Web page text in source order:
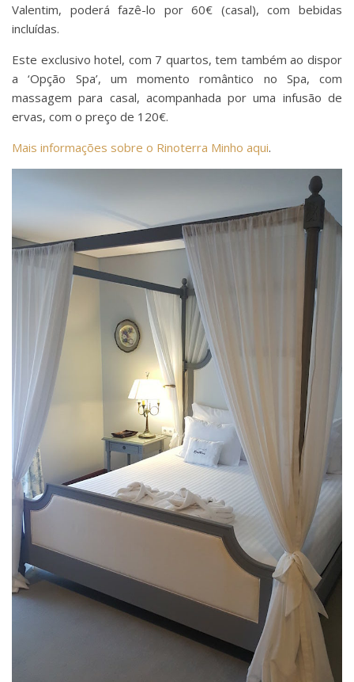
Valentim, poderá fazê-lo por 60€ (casal), com bebidas
incluídas.
Este exclusivo hotel, com 7 quartos, tem também ao dispor
a ‘Opção Spa’, um momento romântico no Spa, com
massagem para casal, acompanhada por uma infusão de
ervas, com o preço de 120€.
Mais informações sobre o Rinoterra Minho aqui.